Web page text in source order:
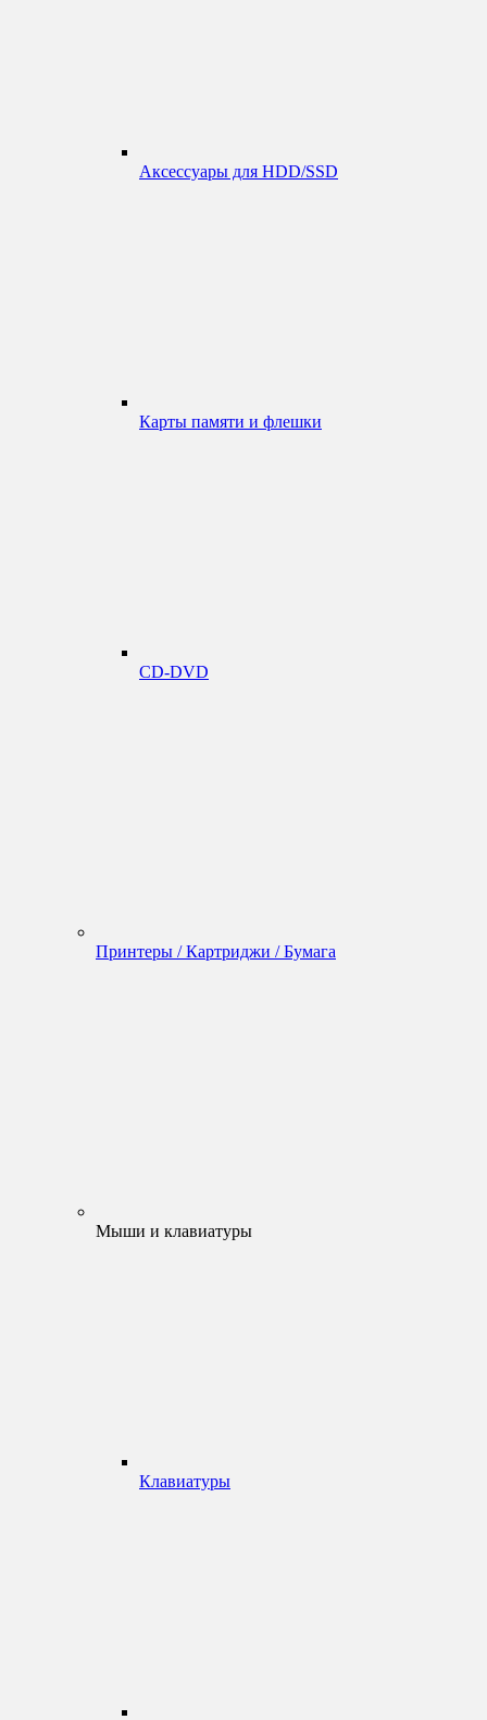
Аксессуары для HDD/SSD
Карты памяти и флешки
CD-DVD
Принтеры / Картриджи / Бумага
Мыши и клавиатуры
Клавиатуры